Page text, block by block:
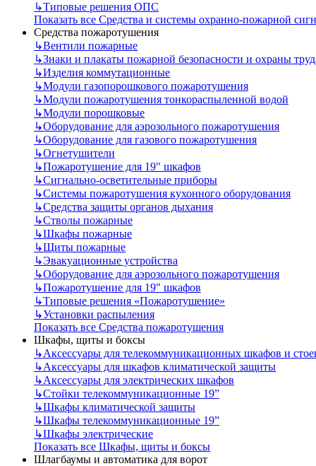
↳Типовые решения ОПС
Показать все Средства и системы охранно-пожарной
Средства пожаротушения
↳Вентили пожарные
↳Знаки и плакаты пожарной безопасности и охраны
↳Изделия коммутационные
↳Модули газопорошкового пожаротушения
↳Модули пожаротушения тонкораспыленной водой
↳Модули порошковые
↳Оборудование для аэрозольного пожаротушения
↳Оборудование для газового пожаротушения
↳Огнетушители
↳Пожаротушение для 19" шкафов
↳Сигнально-осветительные приборы
↳Системы пожаротушения кухонного оборудования
↳Средства защиты органов дыхания
↳Стволы пожарные
↳Шкафы пожарные
↳Щиты пожарные
↳Эвакуационные устройства
↳Оборудование для аэрозольного пожаротушения
↳Пожаротушение для 19" шкафов
↳Типовые решения «Пожаротушение»
↳Установки распыления
Показать все Средства пожаротушения
Шкафы, щиты и боксы
↳Аксессуары для телекоммуникационных шкафов и
↳Аксессуары для шкафов климатической защиты
↳Аксессуары для электрических шкафов
↳Стойки телекоммуникационные 19”
↳Шкафы климатической защиты
↳Шкафы телекоммуникационные 19”
↳Шкафы электрические
Показать все Шкафы, щиты и боксы
Шлагбаумы и автоматика для ворот